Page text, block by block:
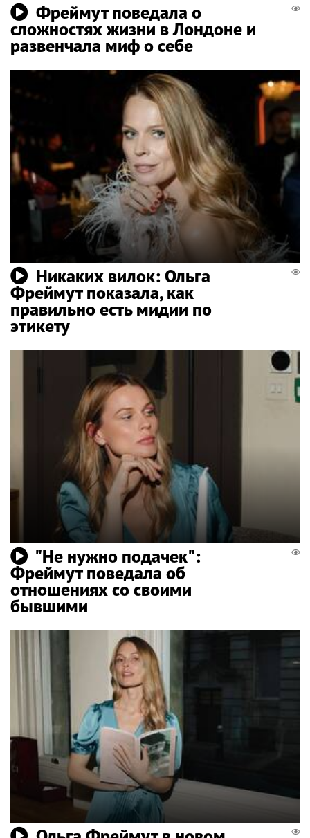
Фреймут поведала о
сложностях жизни в Лондоне и
развенчала миф о себе
Никаких вилок: Ольга
Фреймут показала, как
правильно есть мидии по
этикету
"Не нужно подачек":
Фреймут поведала об
отношениях со своими
бывшими